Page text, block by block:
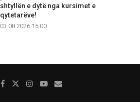
shtyllën e dytë nga kursimet e
qytetarëve!
03.08.2026 15:00